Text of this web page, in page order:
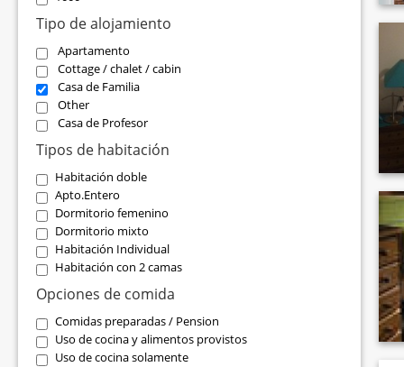
Tipo de alojamiento
Apartamento
Cottage / chalet / cabin
Casa de Familia
Other
Casa de Profesor
Tipos de habitación
Habitación doble
Apto.Entero
Dormitorio femenino
Dormitorio mixto
Habitación Individual
Habitación con 2 camas
Opciones de comida
Comidas preparadas / Pension
Uso de cocina y alimentos provistos
Uso de cocina solamente